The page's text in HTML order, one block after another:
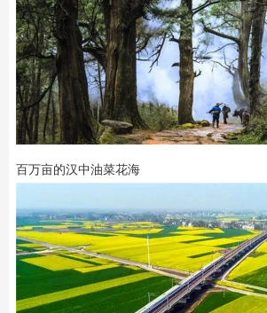
百万亩的汉中油菜花海